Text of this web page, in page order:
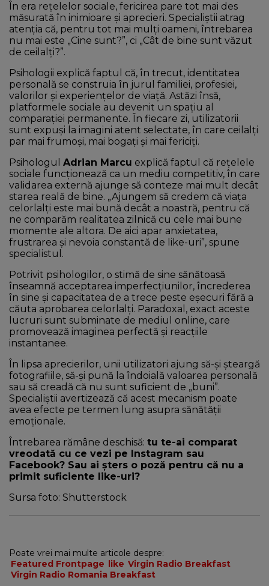
În era rețelelor sociale, fericirea pare tot mai des
măsurată în inimioare și aprecieri. Specialiștii atrag
atenția că, pentru tot mai mulți oameni, întrebarea
nu mai este „Cine sunt?”, ci „Cât de bine sunt văzut
de ceilalți?”.
Psihologii explică faptul că, în trecut, identitatea
personală se construia în jurul familiei, profesiei,
valorilor și experiențelor de viață. Astăzi însă,
platformele sociale au devenit un spațiu al
comparației permanente. În fiecare zi, utilizatorii
sunt expuși la imagini atent selectate, în care ceilalți
par mai frumoși, mai bogați și mai fericiți.
Psihologul Adrian Marcu explică faptul că rețelele
sociale funcționează ca un mediu competitiv, în care
validarea externă ajunge să conteze mai mult decât
starea reală de bine. „Ajungem să credem că viața
celorlalți este mai bună decât a noastră, pentru că
ne comparăm realitatea zilnică cu cele mai bune
momente ale altora. De aici apar anxietatea,
frustrarea și nevoia constantă de like-uri”, spune
specialistul.
Potrivit psihologilor, o stimă de sine sănătoasă
înseamnă acceptarea imperfecțiunilor, încrederea
în sine și capacitatea de a trece peste eșecuri fără a
căuta aprobarea celorlalți. Paradoxal, exact aceste
lucruri sunt subminate de mediul online, care
promovează imaginea perfectă și reacțiile
instantanee.
În lipsa aprecierilor, unii utilizatori ajung să-și șteargă
fotografiile, să-și pună la îndoială valoarea personală
sau să creadă că nu sunt suficient de „buni”.
Specialiștii avertizează că acest mecanism poate
avea efecte pe termen lung asupra sănătății
emoționale.
Întrebarea rămâne deschisă: tu te-ai comparat
vreodată cu ce vezi pe Instagram sau
Facebook? Sau ai șters o poză pentru că nu a
primit suficiente like-uri?
Sursa foto: Shutterstock
Poate vrei mai multe articole despre:
Featured Frontpage like Virgin Radio Breakfast
Virgin Radio Romania Breakfast